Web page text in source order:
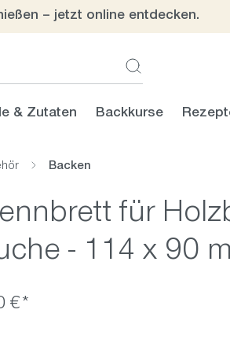
– jetzt online entdecken.
& Zutaten Backkurse
Backen
für
- 114 x 90
€*